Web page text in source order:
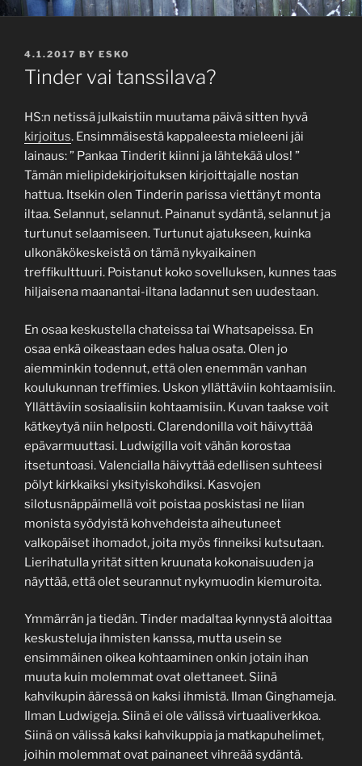
POSTED
ON
4.1.2017 BY ESKO
Tinder vai tanssilava?
HS:n netissä julkaistiin muutama päivä sitten hyvä
kirjoitus. Ensimmäisestä kappaleesta mieleeni jäi
lainaus: ” Pankaa Tinderit kiinni ja lähtekää ulos! ”
Tämän mielipidekirjoituksen kirjoittajalle nostan
hattua. Itsekin olen Tinderin parissa viettänyt monta
iltaa. Selannut, selannut. Painanut sydäntä, selannut ja
turtunut selaamiseen. Turtunut ajatukseen, kuinka
ulkonäkökeskeistä on tämä nykyaikainen
treffikulttuuri. Poistanut koko sovelluksen, kunnes taas
hiljaisena maanantai-iltana ladannut sen uudestaan.
En osaa keskustella chateissa tai Whatsapeissa. En
osaa enkä oikeastaan edes halua osata. Olen jo
aiemminkin todennut, että olen enemmän vanhan
koulukunnan treffimies. Uskon yllättäviin kohtaamisiin.
Yllättäviin sosiaalisiin kohtaamisiin. Kuvan taakse voit
kätkeytyä niin helposti. Clarendonilla voit häivyttää
epävarmuuttasi. Ludwigilla voit vähän korostaa
itsetuntoasi. Valencialla häivyttää edellisen suhteesi
pölyt kirkkaiksi yksityiskohdiksi. Kasvojen
silotusnäppäimellä voit poistaa poskistasi ne liian
monista syödyistä kohvehdeista aiheutuneet
valkopäiset ihomadot, joita myös finneiksi kutsutaan.
Lierihatulla yrität sitten kruunata kokonaisuuden ja
näyttää, että olet seurannut nykymuodin kiemuroita.
Ymmärrän ja tiedän. Tinder madaltaa kynnystä aloittaa
keskusteluja ihmisten kanssa, mutta usein se
ensimmäinen oikea kohtaaminen onkin jotain ihan
muuta kuin molemmat ovat olettaneet. Siinä
kahvikupin ääressä on kaksi ihmistä. Ilman Ginghameja.
Ilman Ludwigeja. Siinä ei ole välissä virtuaaliverkkoa.
Siinä on välissä kaksi kahvikuppia ja matkapuhelimet,
joihin molemmat ovat painaneet vihreää sydäntä.